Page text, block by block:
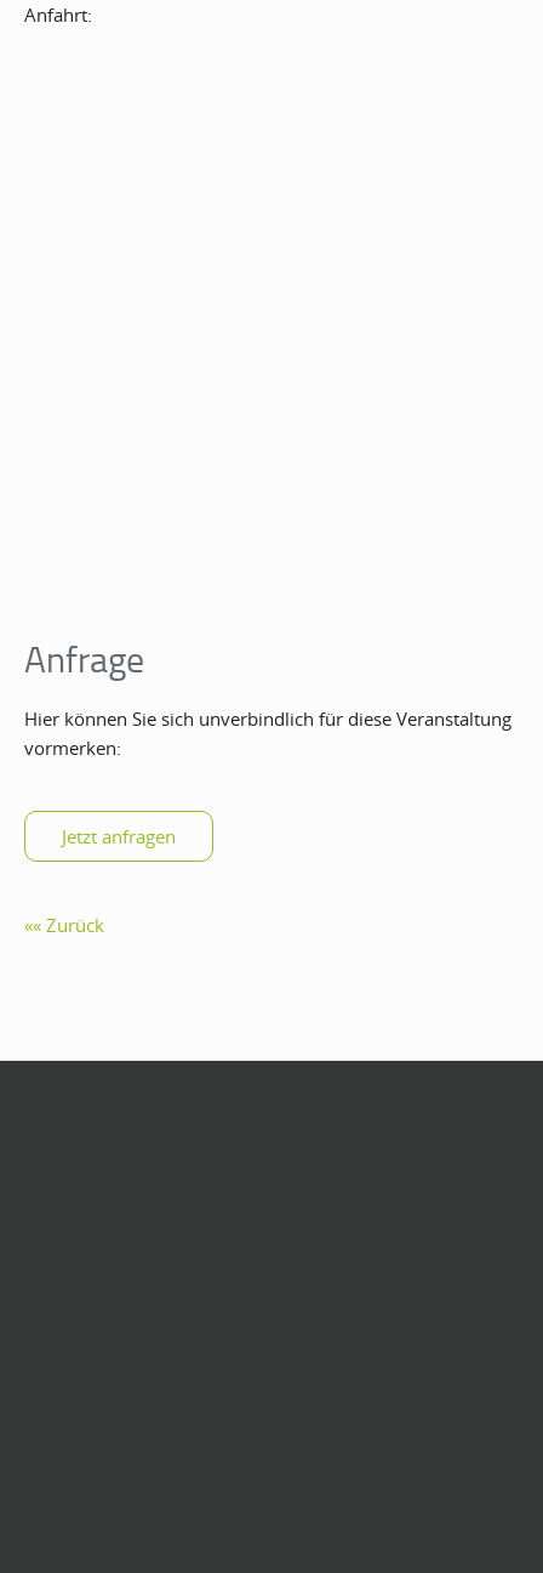
Anfahrt:
Anfrage
Hier können Sie sich unverbindlich für diese Veranstaltung
vormerken:
Zurück